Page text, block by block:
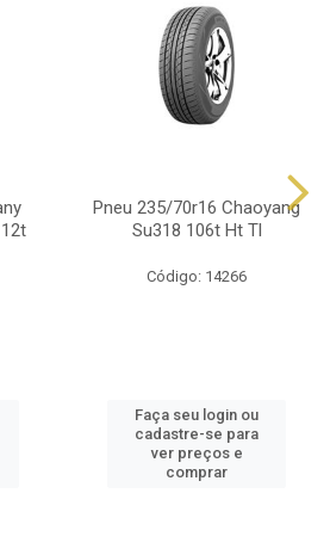
Pneu 235/70r16 Chaoyang
Su318 106t Ht Tl
Código: 14266
Faça seu login ou
cadastre-se para
ver preços e
comprar